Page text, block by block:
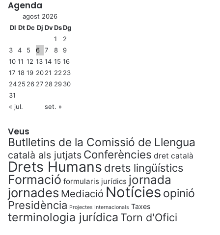
Agenda
agost 2026
Dl DtDc Dj DvDsDg
1
2
3
4 5 6 7 8
9
10 11 12 13 14 15 16
17 18 19 2021 22 23
2425 26 27 28 2930
31
« jul.
set. »
Veus
Butlletins de la Comissió de Llengua
català als jutjats Conferències dret català
Drets Humans drets lingüístics
Formació formularis jurídics jornada
jornades Mediació Notícies opinió
Presidència Projectes Internacionals Taxes
terminologia jurídica Torn d'Ofici